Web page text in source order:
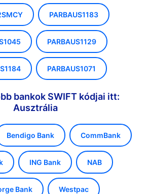
PARBAUS1183
PARBAUS1129
PARBAUS1071
bankok SWIFT kódjai itt:
Ausztrália
Bendigo Bank CommBank
ING Bank NAB
Bank Westpac